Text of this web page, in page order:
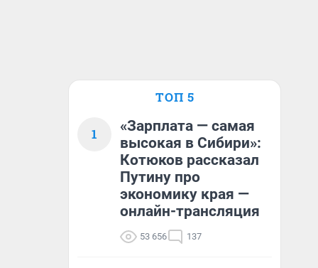
ТОП 5
1
«Зарплата — самая
высокая в Сибири»:
Котюков рассказал
Путину про
экономику края —
онлайн-трансляция
53 656 137